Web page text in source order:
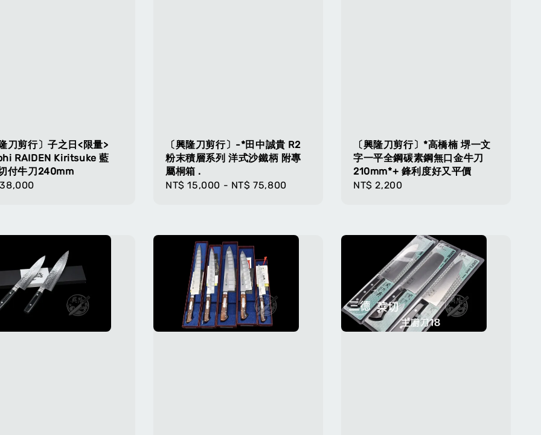
刀剪行〕子之日<限量>
RAIDEN Kiritsuke 藍
付牛刀240mm
〔興隆刀剪行〕-*田中誠貴 R2
粉末積層系列 洋式沙鐵柄 附專
屬桐箱 .
Regular
NT$ 15,000 - NT$ 75,800
〔興隆刀剪行〕*高橋楠 堺一文
字一平全鋼碳素鋼無口金牛刀
210mm*+ 鋒利度好又平價
Regular
NT$ 2,200